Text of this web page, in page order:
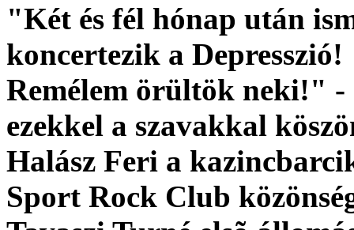
"Két és fél hónap után
koncertezik a Depresszió!
Remélem örültök neki!" -
ezekkel a szavakkal
Halász Feri a
Sport Rock Club